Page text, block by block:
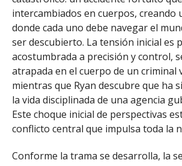
intercambiados en cuerpos, creando
donde cada uno debe navegar el
ser descubierto. La tensión inicial es
acostumbrada a precisión y control,
atrapada en el cuerpo de un criminal
mientras que Ryan descubre que ha
la vida disciplinada de una agencia
Este choque inicial de perspectivas
conflicto central que impulsa toda la
Conforme la trama se desarrolla, la